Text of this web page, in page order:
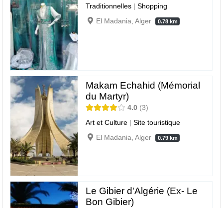
Traditionnelles |Shopping
El Madania, Alger
0.78 km
Makam Echahid (Mémorial
du Martyr)
4.0 3
Art et Culture |Site touristique
El Madania, Alger
0.79 km
Le Gibier d'Algérie (Ex- Le
Bon Gibier)